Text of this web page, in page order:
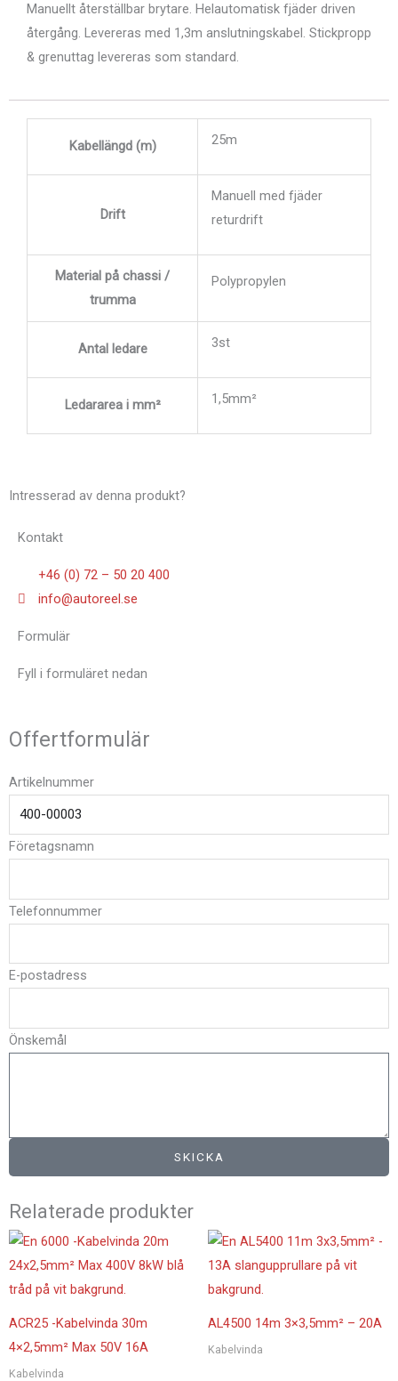
Manuellt återställbar brytare. Helautomatisk fjäder driven
återgång. Levereras med 1,3m anslutningskabel. Stickpropp
& grenuttag levereras som standard.
Kabellängd (m) 25m
Drift
Manuell med fjäder
returdrift
Material på chassi /
trumma
Polypropylen
Antal ledare 3st
Ledararea i mm² 1,5mm²
Intresserad av denna produkt?
Kontakt
+46 (0) 72 – 50 20 400
info@autoreel.se
Formulär
Fyll i formuläret nedan
Offertformulär
Artikelnummer
Företagsnamn
Telefonnummer
E-postadress
Önskemål
SKICKA
Relaterade produkter
ACR25 -Kabelvinda 30m
4×2,5mm² Max 50V 16A
Kabelvinda
AL4500 14m 3×3,5mm² – 20A
Kabelvinda